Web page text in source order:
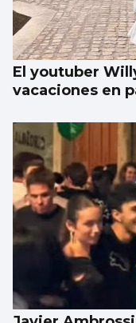
El youtuber
vacaciones en